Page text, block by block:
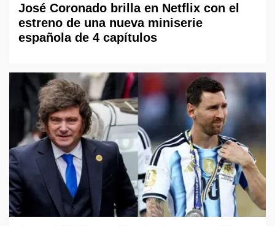
José Coronado brilla en Netflix con el
estreno de una nueva miniserie
española de 4 capítulos